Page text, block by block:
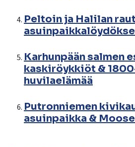
Peltoin ja Halilan
Karhunpään salmen
kaskiröykkiöt &
huvilaelämää
Putronniemen
asuinpaikka &